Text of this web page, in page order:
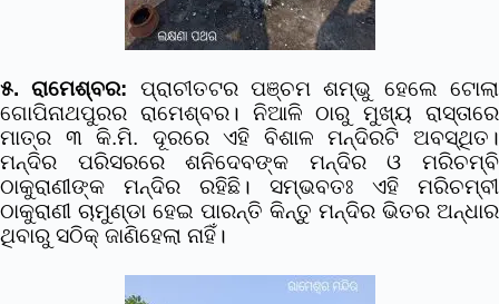
୫. ରାମେଶ୍ବର: ପ୍ରାଚୀତଟର ପଞ୍ଚମ ଶମ୍ଭୁ ହେଲେ ଟୋଲା
ଗୋପିନାଥପୁରର ରାମେଶ୍ବର। ନିଆଳି ଠାରୁ ମୁଖ୍ୟ ରାସ୍ତାରେ
ମାତ୍ର ୩ କି.ମି. ଦୂରରେ ଏହି ବିଶାଳ ମନ୍ଦିରଟି ଅବସ୍ଥିତ।
ମନ୍ଦିର ପରିସରରେ ଶନିଦେବଙ୍କ ମନ୍ଦିର ଓ ମରିଚମ୍ବି
ଠାକୁରାଣୀଙ୍କ ମନ୍ଦିର ରହିଛି। ସମ୍ଭବତଃ ଏହି ମରିଚମ୍ବୀ
ଠାକୁରାଣୀ ଚାମୁଣ୍ଡା ହେଇ ପାରନ୍ତି କିନ୍ତୁ ମନ୍ଦିର ଭିତର ଅନ୍ଧାର
ଥିବାରୁ ସଠିକ୍ ଜାଣିହେଲା ନାହିଁ।